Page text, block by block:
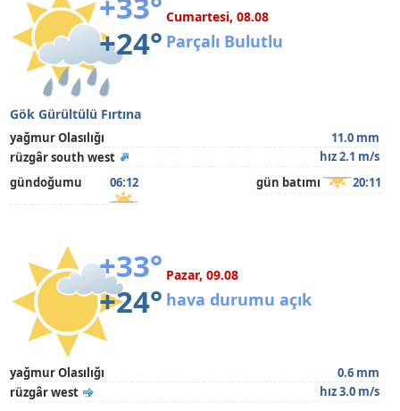
+24°
Cumartesi, 08.08
Parçalı Bulutlu
Gök Gürültülü Fırtına
yağmur Olasılığı
11.0 mm
rüzgâr south west
hız 2.1 m/s
gündoğumu
06:12 gün batımı 20:11
+33°
+24°
Pazar, 09.08
hava durumu açık
yağmur Olasılığı
0.6 mm
rüzgâr west
hız 3.0 m/s